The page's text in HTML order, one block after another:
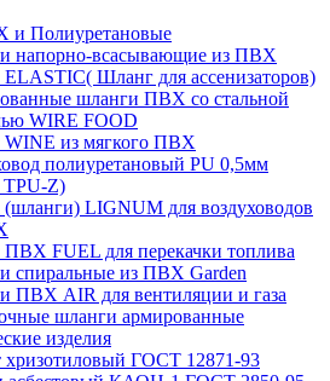
Полиуретановые
напорно-всасывающие из ПВХ
Шланг для ассенизаторов)
шланги ПВХ со стальной
WIRE FOOD
из мягкого ПВХ
полиуретановый PU 0,5мм
Z)
(шланги) LIGNUM для воздуховодов
FUEL для перекачки топлива
спиральные из ПВХ Garden
ПВХ AIR для вентиляции и газа
шланги армированные
изделия
хризотиловый ГОСТ 12871-93